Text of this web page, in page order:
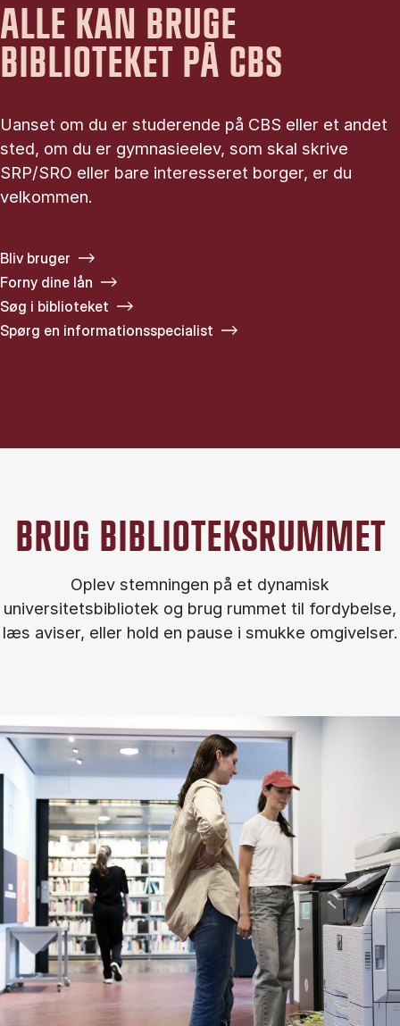
ALLE KAN BRUGE
BIBLIOTEKET PÅ CBS
Uanset om du er studerende på CBS eller et andet
sted, om du er gymnasieelev, som skal skrive
SRP/SRO eller bare interesseret borger, er du
velkommen.
Bliv bruger
Forny dine lån
Søg i biblioteket
Spørg en informationsspecialist
BRUG BIBLIOTEKSRUMMET
Oplev stemningen på et dynamisk
universitetsbibliotek og brug rummet til fordybelse,
læs aviser, eller hold en pause i smukke omgivelser.